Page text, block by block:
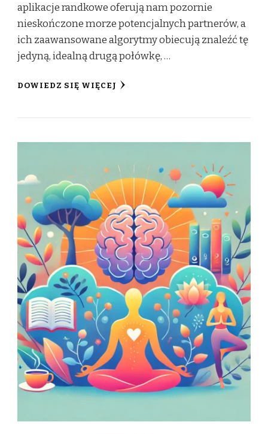
aplikacje randkowe oferują nam pozornie
nieskończone morze potencjalnych partnerów, a
ich zaawansowane algorytmy obiecują znaleźć tę
jedyną, idealną drugą połówkę, …
DOWIEDZ SIĘ WIĘCEJ